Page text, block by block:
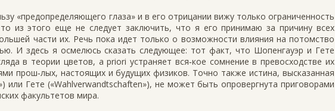
«предопределяющего глаза» и в его отрицании вижу только ограниченность
из этого еще не следует заключить, что я его принимаю за причину всех
части их. Речь пока идет только о возможности влияния на потомство
И здесь я осмелюсь сказать следующее: тот факт, что Шопенгауэр и Гете
в теории цветов, a priori устраняет вся‑кое сомнение в превосходстве их
прош‑лыx, настоящих и будущих физиков. Точно также истина, высказанная
Гете («Wahlverwandtschaften»), не может быть опровергнута приговорами
факультетов мира.